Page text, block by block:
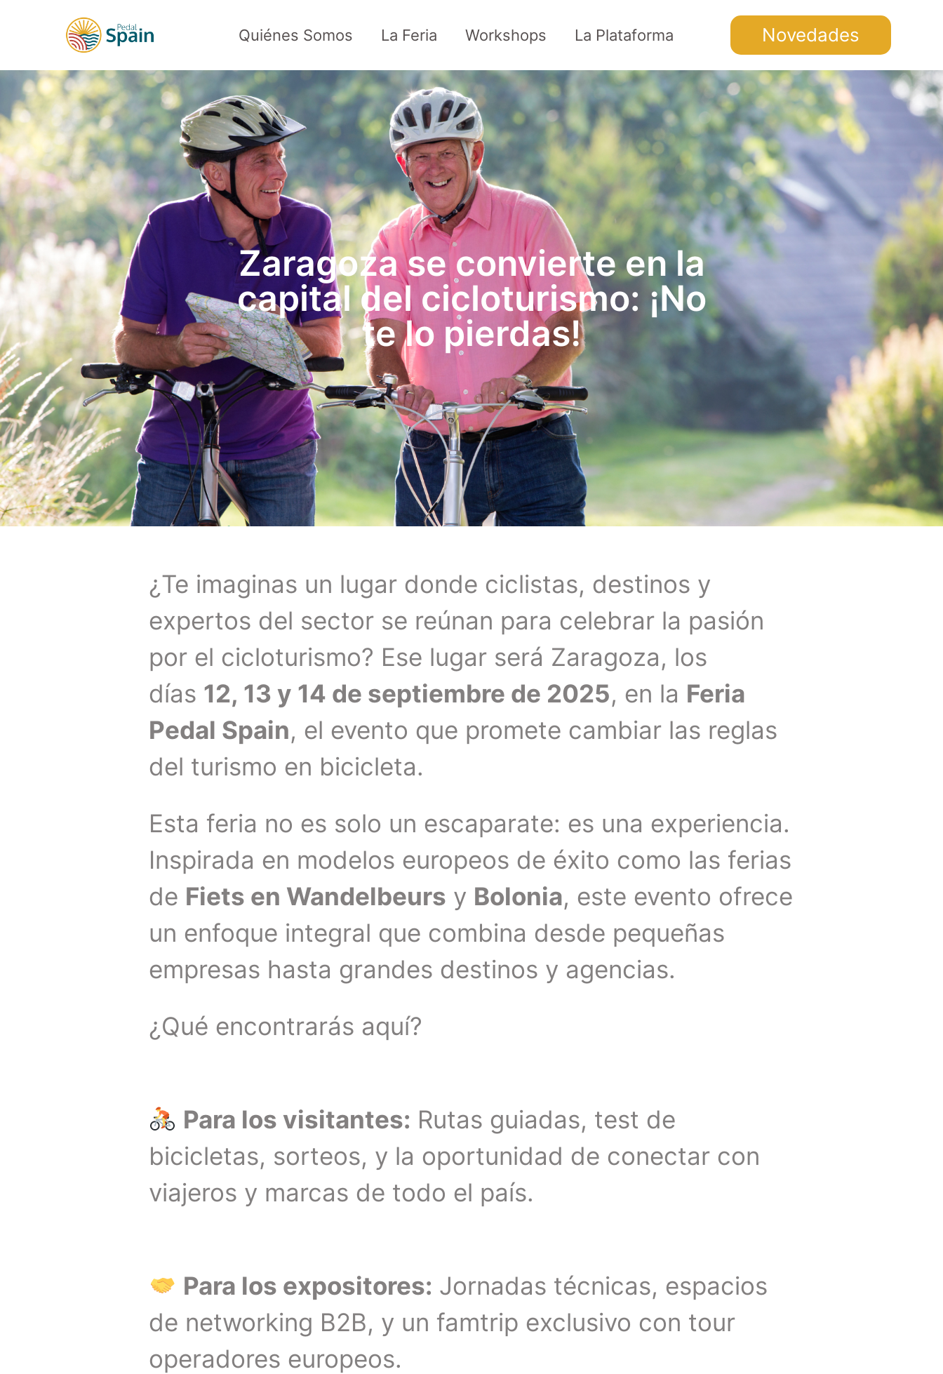
Quiénes Somos La Feria Workshops La Plataforma Novedades
Zaragoza se convierte en la
capital del cicloturismo: ¡No
te lo pierdas!
¿Te imaginas un lugar donde ciclistas, destinos y
expertos del sector se reúnan para celebrar la pasión
por el cicloturismo? Ese lugar será Zaragoza, los
días 12, 13 y 14 de septiembre de 2025, en la Feria
Pedal Spain, el evento que promete cambiar las reglas
del turismo en bicicleta.
Esta feria no es solo un escaparate: es una experiencia.
Inspirada en modelos europeos de éxito como las ferias
de Fiets en Wandelbeurs y Bolonia, este evento ofrece
un enfoque integral que combina desde pequeñas
empresas hasta grandes destinos y agencias.
¿Qué encontrarás aquí?
Para los visitantes: Rutas guiadas, test de
bicicletas, sorteos, y la oportunidad de conectar con
viajeros y marcas de todo el país.
Para los expositores: Jornadas técnicas, espacios
de networking B2B, y un famtrip exclusivo con tour
operadores europeos.